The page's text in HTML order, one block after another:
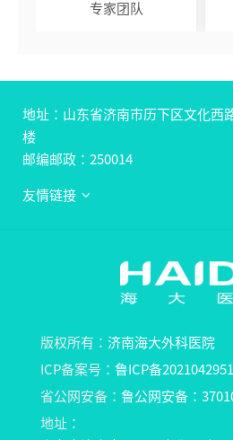
专家团队
地址：山东省济南市历下区文化西
楼
邮编邮政：250014
友情链接
版权所有： 济南海大外科医院
ICP备案号： 鲁ICP备
省公网安备： 鲁公网安备：
地址：